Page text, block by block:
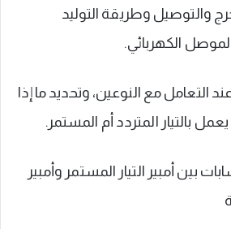
والتوصيل وطريقة التوليد
الكهربائي.
التعامل مع النوعين، وتحديد ما إذا
بالتيار المتردد أم المستمر.
بين أمبير التيار المستمر وأمبير